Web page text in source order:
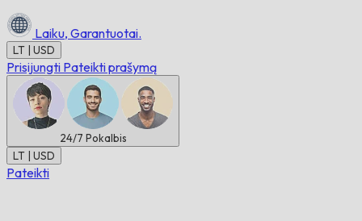
Laiku, Garantuotai.
LT | USD
Prisijungti Pateikti prašymą
24/7 Pokalbis
LT | USD
Pateikti